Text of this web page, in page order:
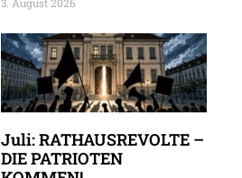
Juli: RATHAUSREVOLTE –
DIE PATRIOTEN